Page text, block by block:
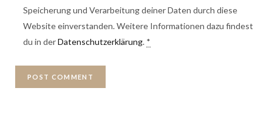
Speicherung und Verarbeitung deiner Daten durch diese
Website einverstanden. Weitere Informationen dazu findest
du in derDatenschutzerklärung. *